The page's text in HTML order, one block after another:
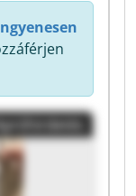
Apróhirdetés